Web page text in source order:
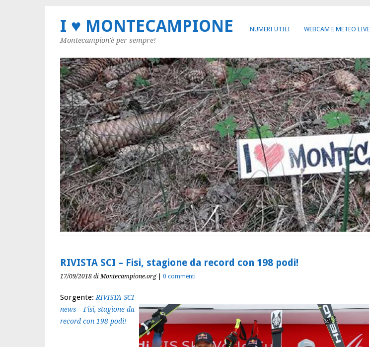
NUMERI UTILI WEBCAM E METEO LIVE
I ♥ MONTECAMPIONE
Montecampion'è per sempre!
RIVISTA SCI – Fisi, stagione da record con 198 podi!
17/09/2018 di Montecampione.org| 0 commenti
Sorgente:RIVISTA SCI
news – Fisi, stagione da
record con 198 podi!